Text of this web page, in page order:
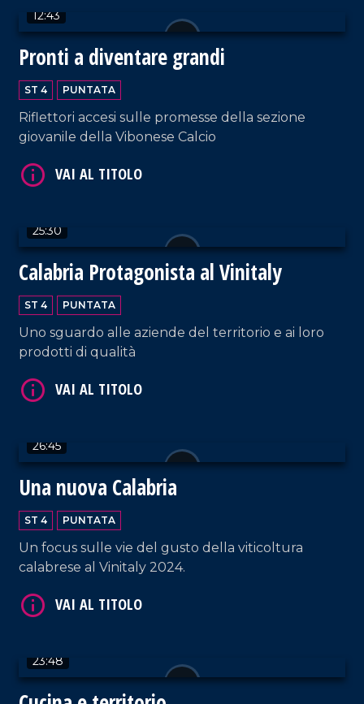
anche dall'Italia.
12:43
Pronti a diventare grandi
ST 4 PUNTATA
Riflettori accesi sulle promesse della sezione
giovanile della Vibonese Calcio
25:30
Calabria Protagonista al Vinitaly
ST 4 PUNTATA
Uno sguardo alle aziende del territorio e ai loro
prodotti di qualità
26:45
Una nuova Calabria
ST 4 PUNTATA
Un focus sulle vie del gusto della viticoltura
calabrese al Vinitaly 2024.
23:48
VAI AL TITOLO
VAI AL TITOLO